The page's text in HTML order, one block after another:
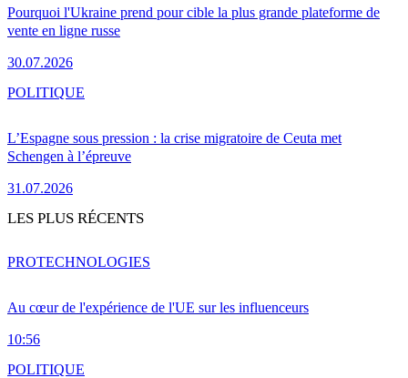
Pourquoi l'Ukraine prend pour cible la plus grande plateforme de
vente en ligne russe
30.07.2026
L’Espagne sous pression : la crise migratoire de Ceuta met
Schengen à l’épreuve
31.07.2026
POLITIQUE
LES PLUS RÉCENTS
Au cœur de l'expérience de l'UE sur les influenceurs
10:56
PROTECHNOLOGIES
POLITIQUE